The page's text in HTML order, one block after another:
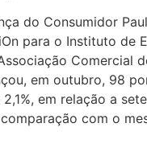
do Consumidor
para o Instituto de
Comercial
em outubro, 98
em relação a
com o